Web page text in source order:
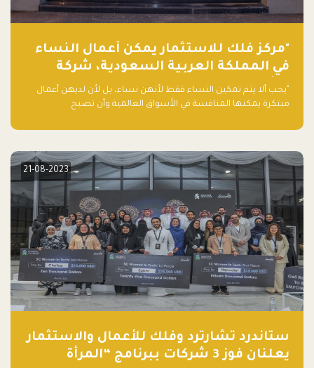
"مركز فلك للاستثمار يمكّن أعمال النساء
في المملكة العربية السعودية، شركة
ناشئة تلو الأخرى."
"يجب ألا يتم تمكين النساء فقط لأنهن نساء، بل لأن لديهن أعمال
مبتكرة يمكنها المنافسة في الأسواق العالمية وأن تصبح
21-08-2023
ستاندرد تشارترد وفلك للأعمال والاستثمار
يعلنان فوز 3 شركات ببرنامج “المرأة